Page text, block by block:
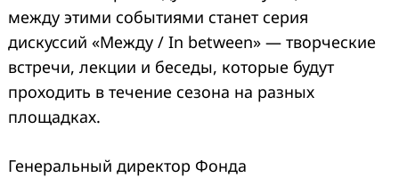
между этими событиями станет серия
дискуссий «Между / In between» — творческие
встречи, лекции и беседы, которые будут
проходить в течение сезона на разных
площадках.
Генеральный директор Фонда